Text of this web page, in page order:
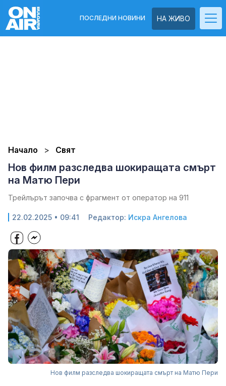
НА ЖИВО
ПОСЛЕДНИ НОВИНИ
Начало Свят
Нов филм разследва шокиращата смърт
на Матю Пери
Трейлърът започва с фрагмент от оператор на 911
22.02.2025 • 09:41 Редактор: Искра Ангелова
Нов филм разследва шокиращата смърт на Матю Пери